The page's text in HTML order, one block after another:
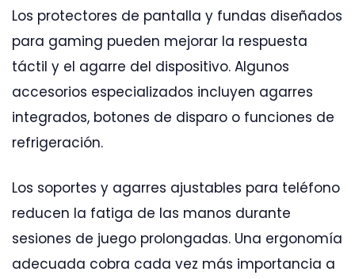
Los protectores de pantalla y fundas diseñados
para gaming pueden mejorar la respuesta
táctil y el agarre del dispositivo. Algunos
accesorios especializados incluyen agarres
integrados, botones de disparo o funciones de
refrigeración.
Los soportes y agarres ajustables para teléfono
reducen la fatiga de las manos durante
sesiones de juego prolongadas. Una ergonomía
adecuada cobra cada vez más importancia a